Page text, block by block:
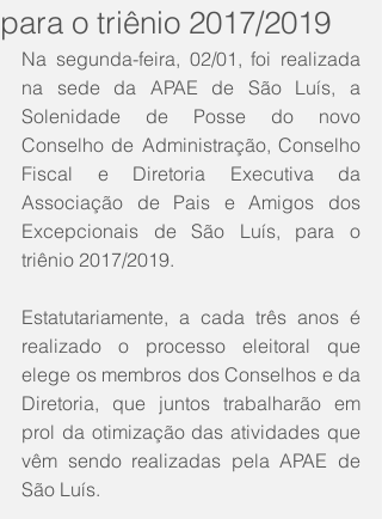
para o triênio 2017/2019
Na segunda-feira, 02/01, foi realizada
na sede da APAE de São Luís, a
Solenidade de Posse do novo
Conselho de Administração, Conselho
Fiscal e Diretoria Executiva da
Associação de Pais e Amigos dos
Excepcionais de São Luís, para o
triênio 2017/2019.
Estatutariamente, a cada três anos é
realizado o processo eleitoral que
elege os membros dos Conselhos e da
Diretoria, que juntos trabalharão em
prol da otimização das atividades que
vêm sendo realizadas pela APAE de
São Luís.